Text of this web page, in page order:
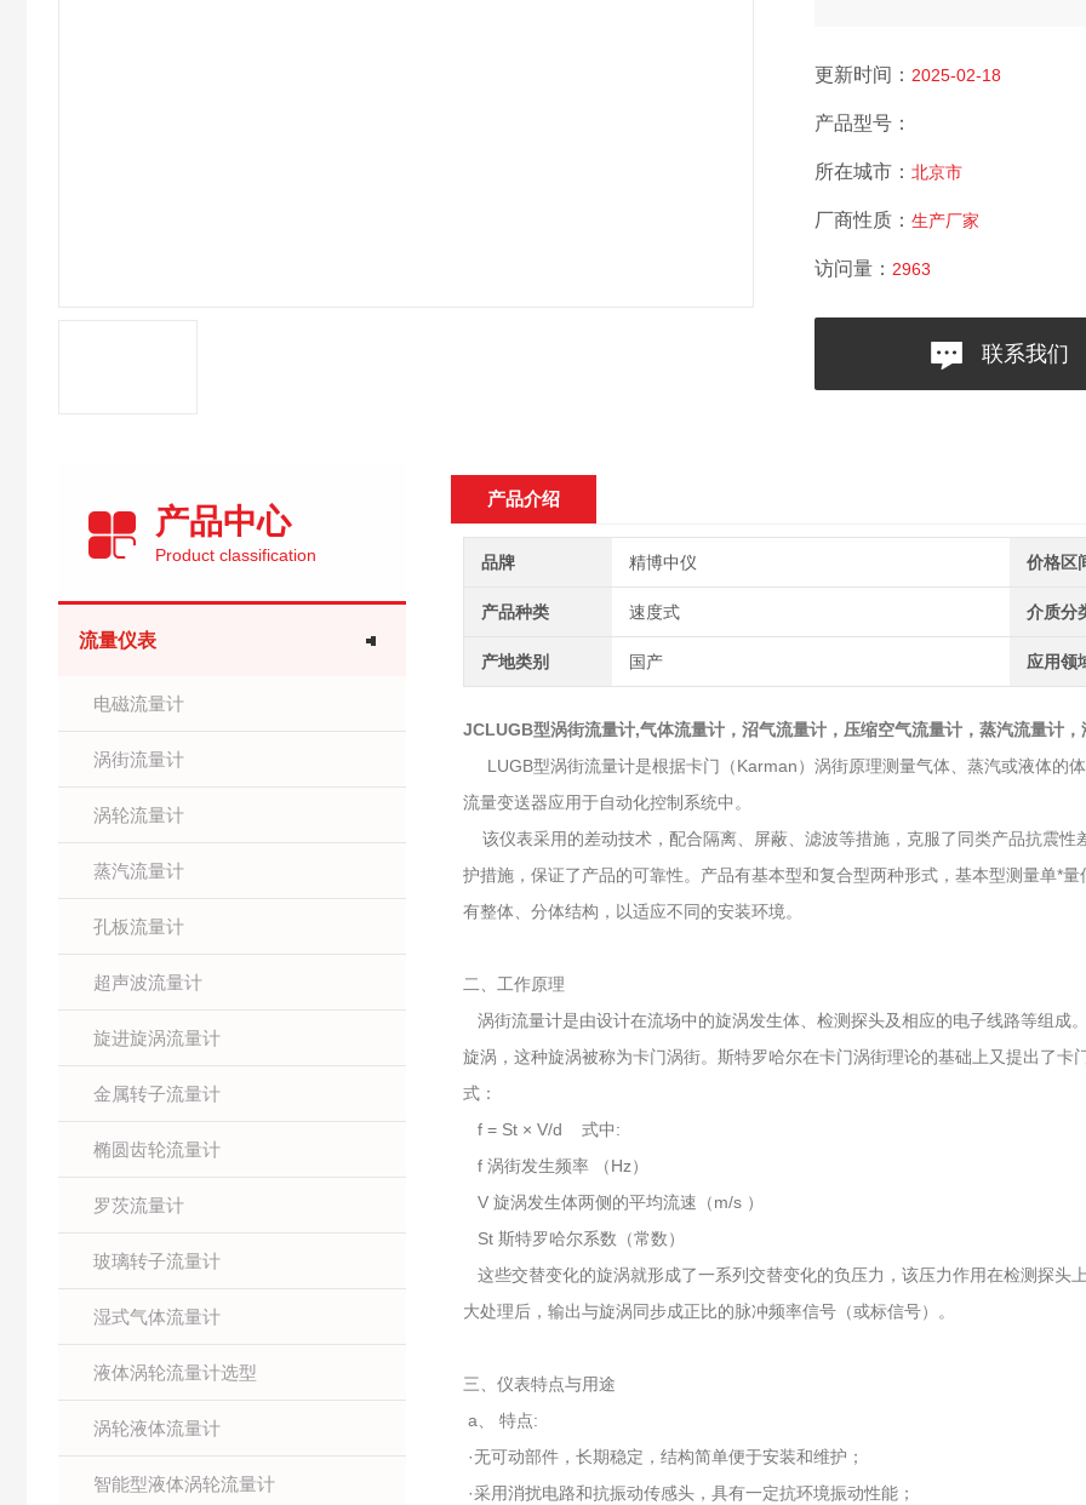
更新时间： 2025-02-18
产品型号：
所在城市： 北京市
厂商性质： 生产厂家
访问量： 2963
联系我们
产品中心
Product classification
流量仪表
电磁流量计
涡街流量计
涡轮流量计
蒸汽流量计
孔板流量计
超声波流量计
旋进旋涡流量计
金属转子流量计
椭圆齿轮流量计
罗茨流量计
玻璃转子流量计
湿式气体流量计
液体涡轮流量计选型
涡轮液体流量计
智能型液体涡轮流量计
产品介绍
品牌 精博中仪 价格区
产品种类 速度式 介质分
产地类别 国产 应用领
JCLUGB型涡街流量计,气体流量计，沼气流量计，压缩空气流量计，蒸汽流量计
LUGB型涡街流量计是根据卡门（Karman）涡街原理测量气体、蒸汽或液体的
流量变送器应用于自动化控制系统中。
该仪表采用的差动技术，配合隔离、屏蔽、滤波等措施，克服了同类产品抗震
护措施，保证了产品的可靠性。产品有基本型和复合型两种形式，基本型测量单*
有整体、分体结构，以适应不同的安装环境。
二、工作原理
涡街流量计是由设计在流场中的旋涡发生体、检测探头及相应的电子线路等组成
旋涡，这种旋涡被称为卡门涡街。斯特罗哈尔在卡门涡街理论的基础上又提出了
式：
f = St × V/d 式中:
f 涡街发生频率 （Hz）
V 旋涡发生体两侧的平均流速（m/s ）
St 斯特罗哈尔系数（常数）
这些交替变化的旋涡就形成了一系列交替变化的负压力，该压力作用在检测探头
大处理后，输出与旋涡同步成正比的脉冲频率信号（或标信号）。
三、仪表特点与用途
a、 特点:
·无可动部件，长期稳定，结构简单便于安装和维护；
·采用消扰电路和抗振动传感头，具有一定抗环境振动性能；